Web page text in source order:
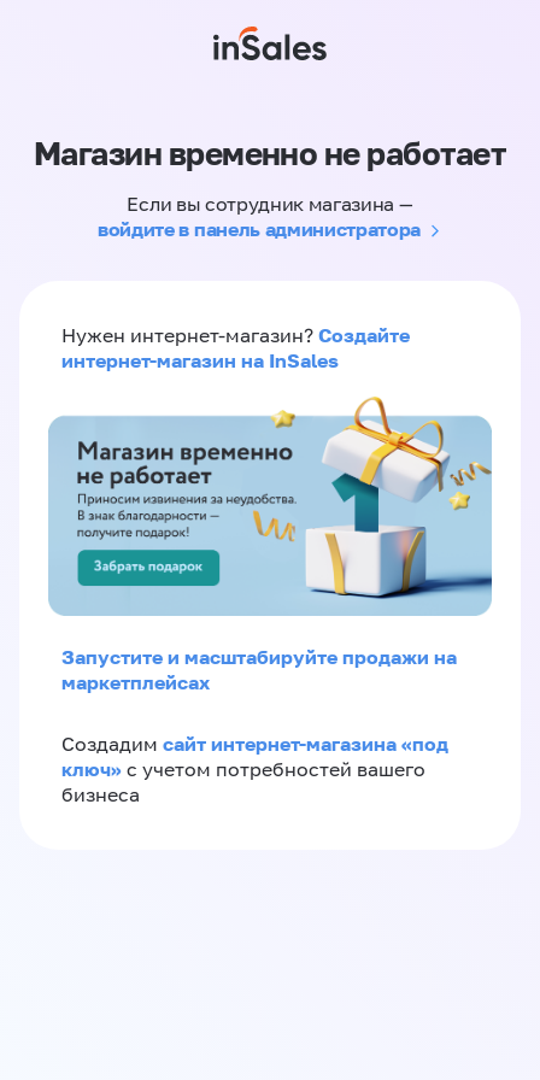
Магазин временно не работает
Если вы сотрудник магазина —
войдите в панель администратора
Нужен интернет-магазин? Создайте
интернет-магазин на InSales
Запустите и масштабируйте продажи на
маркетплейсах
Создадим сайт интернет-магазина «под
ключ» с учетом потребностей вашего
бизнеса